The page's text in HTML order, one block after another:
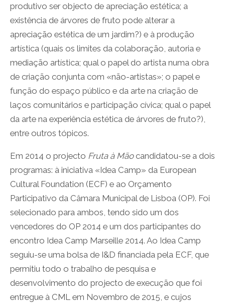
produtivo ser objecto de apreciação estética; a
existência de árvores de fruto pode alterar a
apreciação estética de um jardim?) e à produção
artística (quais os limites da colaboração, autoria e
mediação artística; qual o papel do artista numa obra
de criação conjunta com «não-artistas»; o papel e
função do espaço público e da arte na criação de
laços comunitários e participação cívica; qual o papel
da arte na experiência estética de árvores de fruto?),
entre outros tópicos.
Em 2014 o projecto Fruta à Mãocandidatou-se a dois
programas: à iniciativa «Idea Camp» da European
Cultural Foundation (ECF) e ao Orçamento
Participativo da Câmara Municipal de Lisboa (OP). Foi
selecionado para ambos, tendo sido um dos
vencedores do OP 2014 e um dos participantes do
encontro Idea Camp Marseille 2014. Ao Idea Camp
seguiu-se uma bolsa de I&D financiada pela ECF, que
permitiu todo o trabalho de pesquisa e
desenvolvimento do projecto de execução que foi
entregue à CML em Novembro de 2015, e cujos